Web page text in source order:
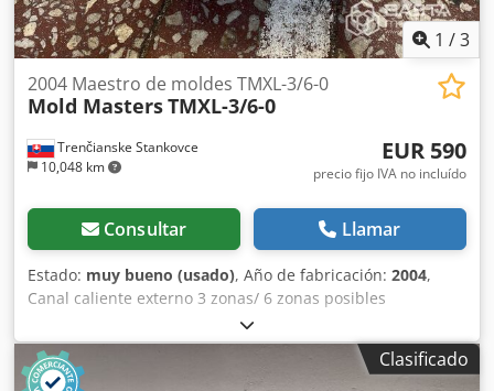
1 /3
Trenčianske Stankovce
10,048 km
2004 Maestro de moldes TMXL-3/6-0
Mold MastersTMXL-3/6-0
EUR 590
precio fijo IVA no incluído
Consultar Llamar
Estado: muy bueno (usado), Año de fabricación: 2004,
Canal caliente externo 3 zonas/ 6 zonas posibles
Clasificado